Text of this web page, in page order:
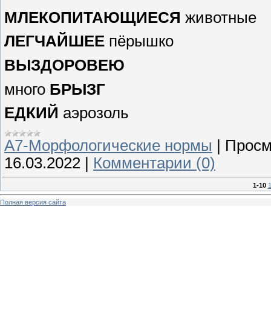
МЛЕКОПИТАЮЩИЕСЯ животные
ЛЕГЧАЙШЕЕ пёрышко
ВЫЗДОРОВЕЮ
много БРЫЗГ
ЕДКИЙ аэрозоль
А7-Морфологические нормы
16.03.2022
Комментарии (0)
1-10
Полная версия сайта